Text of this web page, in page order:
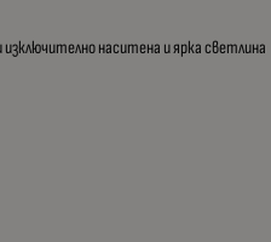
наситена и ярка светлина